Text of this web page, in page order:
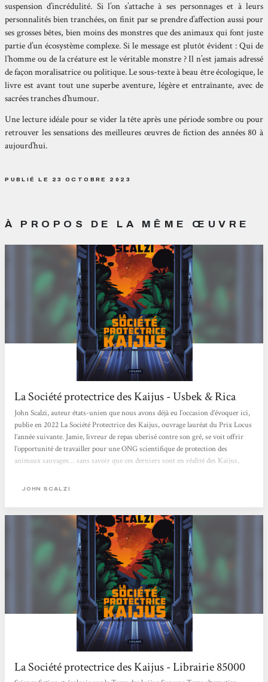
suspension d’incrédulité. Si l’on s’attache à ses personnages et à leurs
personnalités bien tranchées, on finit par se prendre d’affection aussi pour
ses grosses bêtes, bien moins des monstres que des animaux qui font juste
partie d’un écosystème complexe. Si le message est plutôt évident : Qui de
l’homme ou de la créature est le véritable monstre ? Il n’est jamais adressé
de façon moralisatrice ou politique. Le sous-texte à beau être écologique, le
livre est avant tout une superbe aventure, légère et entraînante, avec de
sacrées tranches d’humour.
Une lecture idéale pour se vider la tête après une période sombre ou pour
retrouver les sensations des meilleures œuvres de fiction des années 80 à
aujourd’hui.
PUBLIÉ LE 23 OCTOBRE 2023
À PROPOS DE LA MÊME ŒUVRE
La Société protectrice des Kaijus - Usbek & Rica
John Scalzi, auteur états-unien que nous avons déjà eu l’occasion d’évoquer ici,
publie en 2022 La Société Protectrice des Kaijus, ouvrage lauréat du Prix Locus
l’année suivante. Jamie, livreur de repas uberisé contre son gré, se voit offrir
l’opportunité de travailler pour une ONG scientifique de protection des
animaux sauvages… sans savoir que ces derniers sont en réalité des Kaijus,
parallèle issue du vaste multivers. L’intention première de l’auteur, affirmée
JOHN SCALZI
La Société protectrice des Kaijus - Librairie 85000